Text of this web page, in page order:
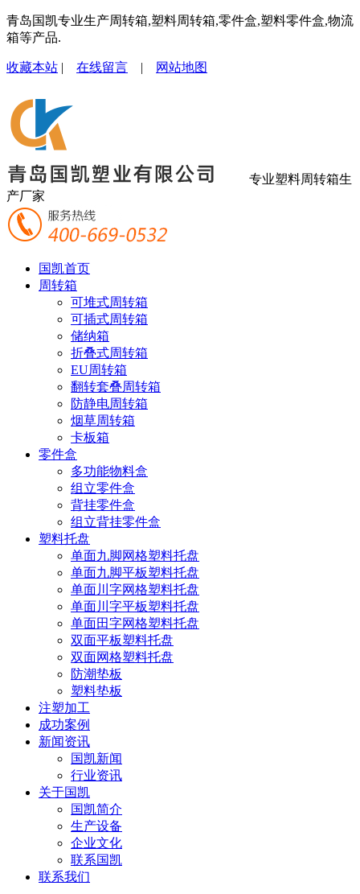
青岛国凯专业生产周转箱,塑料周转箱,零件盒,塑料零件盒,物流
箱等产品.
收藏本站 | 在线留言 | 网站地图
专业塑料周转箱生
产厂家
国凯首页
周转箱
可堆式周转箱
可插式周转箱
储纳箱
折叠式周转箱
EU周转箱
翻转套叠周转箱
防静电周转箱
烟草周转箱
卡板箱
零件盒
多功能物料盒
组立零件盒
背挂零件盒
组立背挂零件盒
塑料托盘
单面九脚网格塑料托盘
单面九脚平板塑料托盘
单面川字网格塑料托盘
单面川字平板塑料托盘
单面田字网格塑料托盘
双面平板塑料托盘
双面网格塑料托盘
防潮垫板
塑料垫板
注塑加工
成功案例
新闻资讯
国凯新闻
行业资讯
关于国凯
国凯简介
生产设备
企业文化
联系国凯
联系我们